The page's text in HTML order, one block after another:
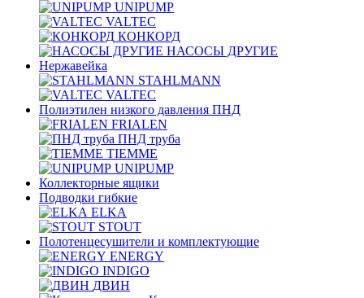
UNIPUMP
VALTEC
КОНКОРД
НАСОСЫ ДРУГИЕ
Нержавейка
STAHLMANN
VALTEC
Полиэтилен низкого давления ПНД
FRIALEN
ПНД труба
TIEMME
UNIPUMP
Коллекторные ящики
Подводки гибкие
ELKA
STOUT
Полотенцесушители и комплектующие
ENERGY
INDIGO
ДВИН